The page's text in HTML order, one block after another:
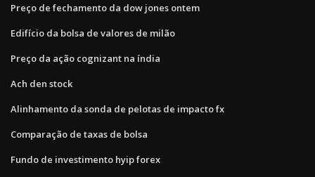
Preço de fechamento da dow jones ontem
Edifício da bolsa de valores de milão
Preço da ação cognizant na índia
Ach den stock
Alinhamento da sonda de pelotas de impacto fx
Comparação de taxas de bolsa
Fundo de investimento hyip forex